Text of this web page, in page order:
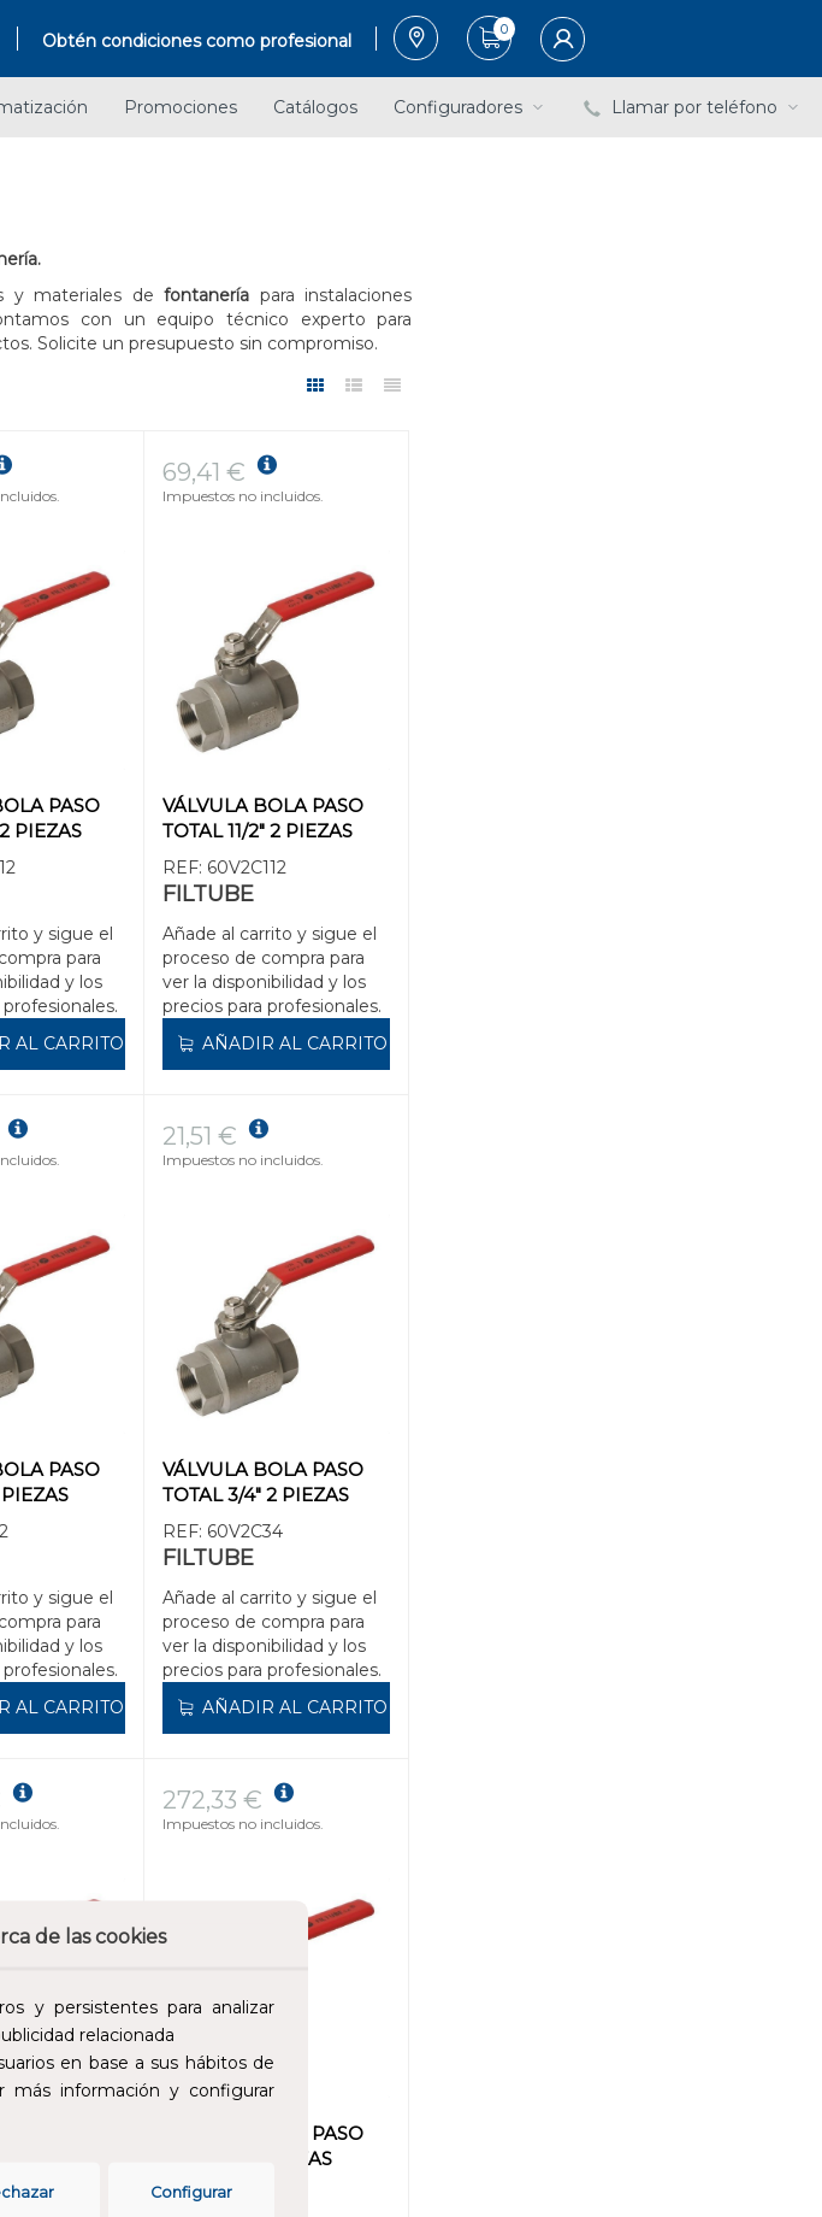
de las cookies
y persistentes para analizar
relacionada
en base a sus hábitos de
más información y configurar
Configurar
Obtén condiciones como profesional
0
Promociones Catálogos Configuradores Llamar por teléfono
y materiales defontanería para instalaciones
con un equipo técnico experto para
Solicite un presupuesto sin compromiso.
PASO
PIEZAS
y sigue el
para
y los
AL CARRITO
VÁLVULA BOLA PASO
TOTAL 11/2" 2 PIEZAS
REF: 60V2C112
FILTUBE
Añade al carrito y sigue el
proceso de compra para
ver la disponibilidad y los
precios para profesionales.
69,41 €
Impuestos no incluidos.
AÑADIR AL CARRITO
PASO
y sigue el
para
y los
AL CARRITO
VÁLVULA BOLA PASO
TOTAL 3/4" 2 PIEZAS
REF: 60V2C34
FILTUBE
Añade al carrito y sigue el
proceso de compra para
ver la disponibilidad y los
precios para profesionales.
21,51 €
Impuestos no incluidos.
AÑADIR AL CARRITO
PASO
PIEZAS
VÁLVULA BOLA PASO
TOTAL 3" 2 PIEZAS
REF:60V2C3
272,33 €
Impuestos no incluidos.